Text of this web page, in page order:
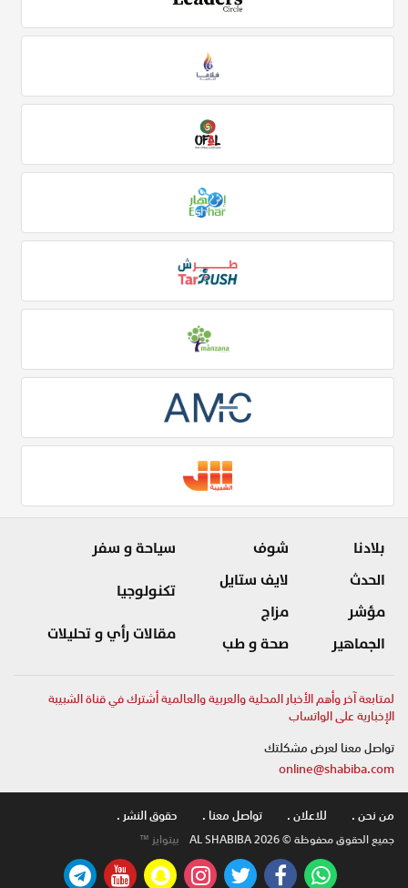
بلادنا
الحدث
مؤشر
الجماهير
شوف
لايف ستايل
مزاج
صحة و طب
سياحة و سفر
تكنولوجيا
مقالات رأي و تحليلات
لمتابعة آخر وأهم الأخبار المحلية والعربية والعالمية أشترك في قناة الشبيبة
الإخبارية على الواتساب
تواصل معنا لعرض مشكلتك
online@shabiba.com
من نحن .
للاعلان . تواصل معنا . حقوق النشر .
جميع الحقوق محفوظة © AL SHABIBA 2026 بيتوايز ™